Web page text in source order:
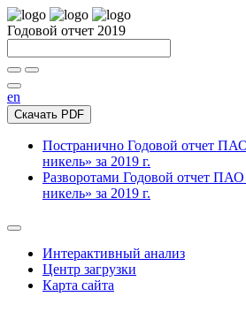
Годовой отчет 2019
en
Скачать PDF
Постранично Годовой отчет
никель» за 2019 г.
Разворотами Годовой отчет
никель» за 2019 г.
Интерактивный анализ
Центр загрузки
Карта сайта